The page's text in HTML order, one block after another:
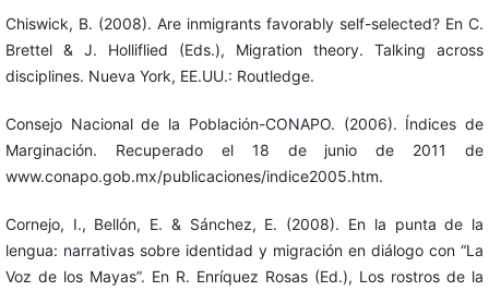
Chiswick, B. (2008). Are inmigrants favorably self-selected? En C.
Brettel & J. Holliflied (Eds.), Migration theory. Talking across
disciplines. Nueva York, EE.UU.: Routledge.
Consejo Nacional de la Población-CONAPO. (2006). Índices de
Marginación. Recuperado el 18 de junio de 2011 de
www.conapo.gob.mx/publicaciones/indice2005.htm.
Cornejo, I., Bellón, E. & Sánchez, E. (2008). En la punta de la
lengua: narrativas sobre identidad y migración en diálogo con “La
Voz de los Mayas”. En R. Enríquez Rosas (Ed.), Los rostros de la